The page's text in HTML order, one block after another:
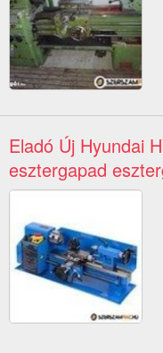
Eladó Új Hyundai
esztergapad